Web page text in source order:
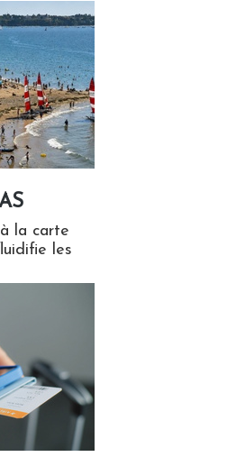
la carte
les